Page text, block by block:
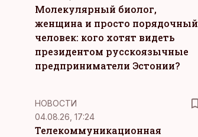
Молекулярный биолог,
женщина и просто порядочный
человек: кого хотят видеть
президентом русскоязычные
предприниматели Эстонии?
НОВОСТИ
04.08.26, 17:24
Телекоммуникационная